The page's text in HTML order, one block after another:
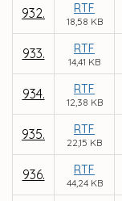
932. RTF
18,58 KB
933. RTF
14,41 KB
934. RTF
12,38 KB
935. RTF
22,15 KB
936. RTF
44,24 KB